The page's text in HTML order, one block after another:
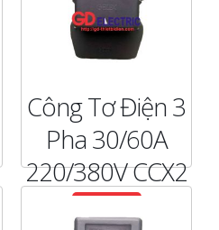
Công Tơ Điện 3
Pha 30/60A
220/380V CCX2